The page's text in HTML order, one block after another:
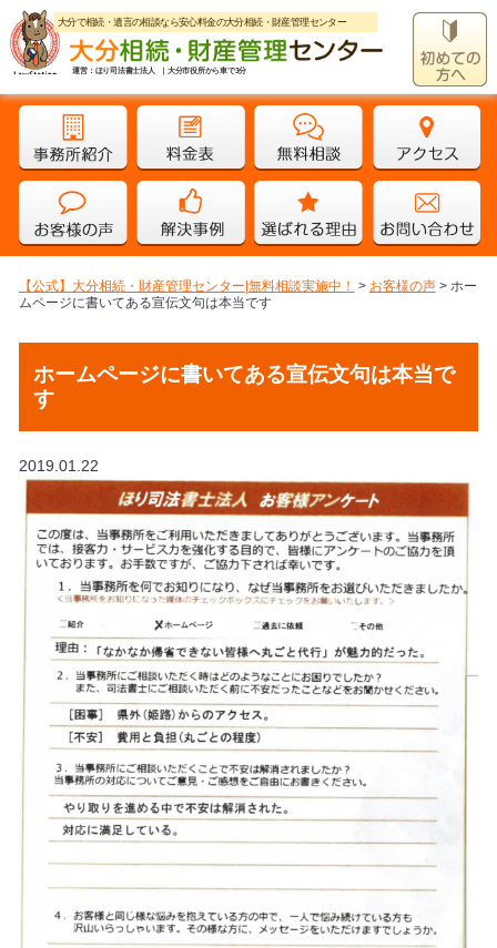
大分で相続・遺言の相談なら安心料金の大分相続・財産管理センター
運営：ほり司法書士法人 ｜大分市役所から車で3分
【公式】大分相続・財産管理センター|無料相談実施中！ > お客様の声> ホー
ムページに書いてある宣伝文句は本当です
ホームページに書いてある宣伝文句は本当で
す
2019.01.22